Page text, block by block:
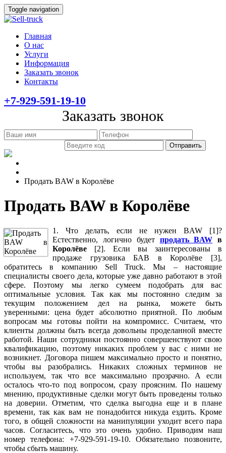
Toggle navigation
Главная
О нас
Услуги
Информация
Заказать звонок
Контакты
+7-929-591-19-10
Заказать звонок
Продать BAW в Королёве
Продать BAW в Королёве
1. Что делать, если не нужен BAW [1]?
Естественно, логично будет продать BAW в
Королёве [2]. Если вы заинтересованы в
продаже грузовика БАВ в Королёве [3],
обратитесь в компанию Sell Truck. Мы – настоящие
специалисты своего дела, которые уже давно работают в этой
сфере. Поэтому мы легко сумеем подобрать для вас
оптимальные условия. Так как мы постоянно следим за
текущим положением дел на рынка, можете быть
уверенными: цена будет абсолютно приятной. По любым
вопросам мы готовы пойти на компромисс. Считаем, что
клиенты должны быть всегда довольны проделанной вместе
работой. Наши сотрудники постоянно совершенствуют свою
квалификацию, поэтому никаких проблем у вас с ними не
возникнет. Договора пишем максимально просто и понятно,
чтобы вы разобрались. Никаких сложных терминов не
используем, так что все максимально прозрачно. А если
осталось что-то под вопросом, сразу проясним. По нашему
мнению, продуктивные сделки могут быть проведены только
на доверии. Отметим, что сделка выгодна еще и в плане
времени, так как вам не понадобится никуда ездить. Кроме
того, в общей сложности на манипуляции уходит всего пара
часов. Согласитесь, что это очень удобно. Приводим наш
номер телефона: +7-929-591-19-10. Обязательно позвоните,
чтобы сбыть машину.